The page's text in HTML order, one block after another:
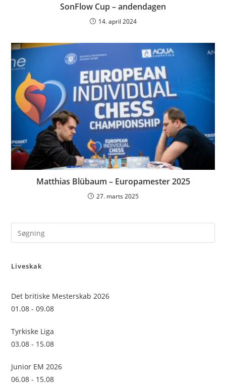
SonFlow Cup – andendagen
14. april 2024
Matthias Blübaum – Europamester 2025
27. marts 2025
Liveskak
Det britiske Mesterskab 2026
01.08 - 09.08
Tyrkiske Liga
03.08 - 15.08
Junior EM 2026
06.08 - 15.08